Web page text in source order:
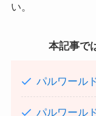
い。
本記事で
パルワール
パルワール